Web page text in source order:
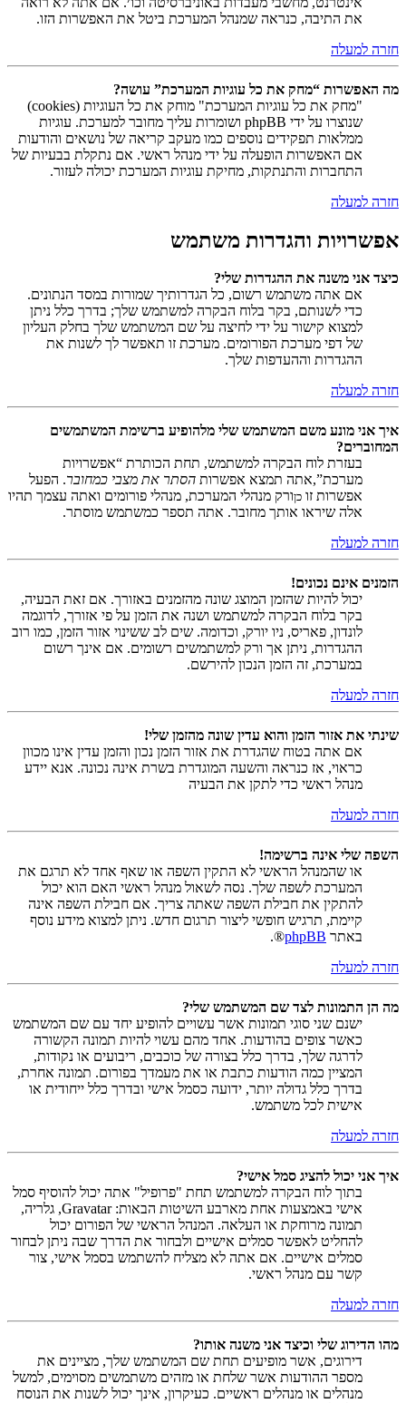
את התיבה, כנראה שמנהל המערכת ביטל את האפשרות הזו.
חזרה למעלה
מה האפשרות “מחק את כל עוגיות המערכת” עושה?
"מחק את כל עוגיות המערכת" מוחק את כל העוגיות (cookies)
שנוצרו על ידי phpBB ושומרות עליך מחובר למערכת. עוגיות
ממלאות תפקידים נוספים כמו מעקב קריאה של נושאים והודעות
אם האפשרות הופעלה על ידי מנהל ראשי. אם נתקלת בבעיות של
התחברות והתנתקות, מחיקת עוגיות המערכת יכולה לעזור.
חזרה למעלה
אפשרויות והגדרות משתמש
כיצד אני משנה את ההגדרות שלי?
אם אתה משתמש רשום, כל הגדרותיך שמורות במסד הנתונים.
כדי לשנותם, בקר בלוח הבקרה למשתמש שלך; בדרך כלל ניתן
למצוא קישור על ידי לחיצה על שם המשתמש שלך בחלק העליון
של דפי מערכת הפורומים. מערכת זו תאפשר לך לשנות את
ההגדרות וההעדפות שלך.
חזרה למעלה
איך אני מונע משם המשתמש שלי מלהופיע ברשימת המשתמשים
המחוברים?
בעזרת לוח הבקרה למשתמש, תחת הכותרת “אפשרויות
מערכת”,אתה תמצא אפשרות הסתר את מצבי כמחובר. הפעל
אפשרות זו כןורק מנהלי המערכת, מנהלי פורומים ואתה עצמך תהיו
אלה שיראו אותך מחובר. אתה תספר כמשתמש מוסתר.
חזרה למעלה
הזמנים אינם נכונים!
יכול להיות שהזמן המוצג שונה מהזמנים באזורך. אם זאת הבעיה,
בקר בלוח הבקרה למשתמש ושנה את הזמן על פי אזורך, לדוגמה
לונדון, פאריס, ניו יורק, וכדומה. שים לב ששינוי אזור הזמן, כמו רוב
ההגדרות, ניתן אך ורק למשתמשים רשומים. אם אינך רשום
במערכת, זה הזמן הנכון להירשם.
חזרה למעלה
שינתי את אזור הזמן והוא עדין שונה מהזמן שלי!
אם אתה בטוח שהגדרת את אזור הזמן נכון והזמן עדין אינו מכוון
כראוי, אז כנראה והשעה המוגדרת בשרת אינה נכונה. אנא יידע
מנהל ראשי כדי לתקן את הבעיה
חזרה למעלה
השפה שלי אינה ברשימה!
או שהמנהל הראשי לא התקין השפה או שאף אחד לא תרגם את
המערכת לשפה שלך. נסה לשאול מנהל ראשי האם הוא יכול
להתקין את חבילת השפה שאתה צריך. אם חבילת השפה אינה
קיימת, תרגיש חופשי ליצור תרגום חדש. ניתן למצוא מידע נוסף
באתר phpBB
®.
חזרה למעלה
מה הן התמונות לצד שם המשתמש שלי?
ישנם שני סוגי תמונות אשר עשויים להופיע יחד עם שם המשתמש
כאשר צופים בהודעות. אחד מהם עשוי להיות תמונה הקשורה
לדרגה שלך, בדרך כלל בצורה של כוכבים, ריבועים או נקודות,
המציין כמה הודעות כתבת או את מעמדך בפורום. תמונה אחרת,
בדרך כלל גדולה יותר, ידועה כסמל אישי ובדרך כלל ייחודית או
אישית לכל משתמש.
חזרה למעלה
איך אני יכול להציג סמל אישי?
בתוך לוח הבקרה למשתמש תחת "פרופיל" אתה יכול להוסיף סמל
אישי באמצעות אחת מארבע השיטות הבאות: Gravatar, גלריה,
תמונה מרוחקת או העלאה. המנהל הראשי של הפורום יכול
להחליט לאפשר סמלים אישיים ולבחור את הדרך שבה ניתן לבחור
סמלים אישיים. אם אתה לא מצליח להשתמש בסמל אישי, צור
קשר עם מנהל ראשי.
חזרה למעלה
מהו הדירוג שלי וכיצד אני משנה אותו?
דירוגים, אשר מופיעים תחת שם המשתמש שלך, מציינים את
מספר ההודעות אשר שלחת או מזהים משתמשים מסוימים, למשל
מנהלים או מנהלים ראשיים. כעיקרון, אינך יכול לשנות את הנוסח